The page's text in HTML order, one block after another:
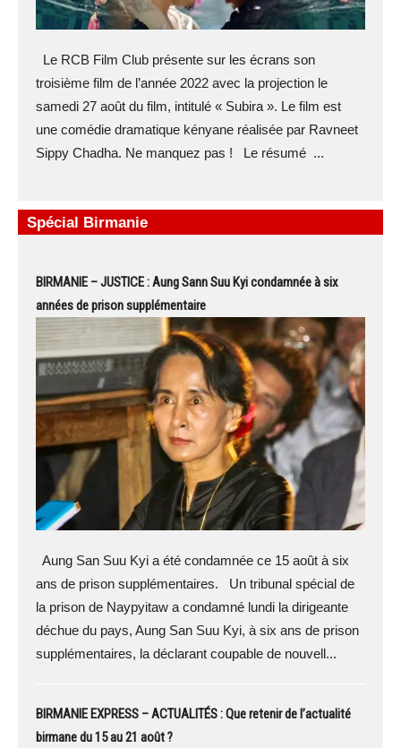
Le RCB Film Club présente sur les écrans son
troisième film de l’année 2022 avec la projection le
samedi 27 août du film, intitulé « Subira ». Le film est
une comédie dramatique kényane réalisée par Ravneet
Sippy Chadha. Ne manquez pas ! Le résumé ...
Spécial Birmanie
BIRMANIE – JUSTICE : Aung Sann Suu Kyi condamnée à six
années de prison supplémentaire
Aung San Suu Kyi a été condamnée ce 15 août à six
ans de prison supplémentaires. Un tribunal spécial de
la prison de Naypyitaw a condamné lundi la dirigeante
déchue du pays, Aung San Suu Kyi, à six ans de prison
supplémentaires, la déclarant coupable de nouvell...
BIRMANIE EXPRESS – ACTUALITÉS : Que retenir de l’actualité
birmane du 15 au 21 août ?